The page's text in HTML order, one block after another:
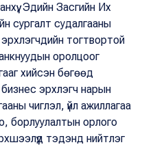
Эдийн Засгийн Их
сургалт судалгааны
тогтвортой
оролцоог
хийсэн бөгөөд
эрхлэгч нарын
чиглэл, үйл ажиллагаа
борлуулалтын орлого
тэдэнд нийтлэг